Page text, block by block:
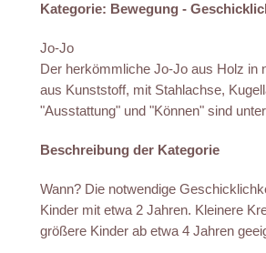
Kategorie: Bewegung -
Jo-Jo
Der herkömmliche Jo-Jo aus Holz in
aus Kunststoff, mit Stahlachse,
"Ausstattung" und "Können" sind
Beschreibung der Kategorie
Wann? Die notwendige
Kinder mit etwa 2 Jahren. Kleinere
größere Kinder ab etwa 4 Jahren